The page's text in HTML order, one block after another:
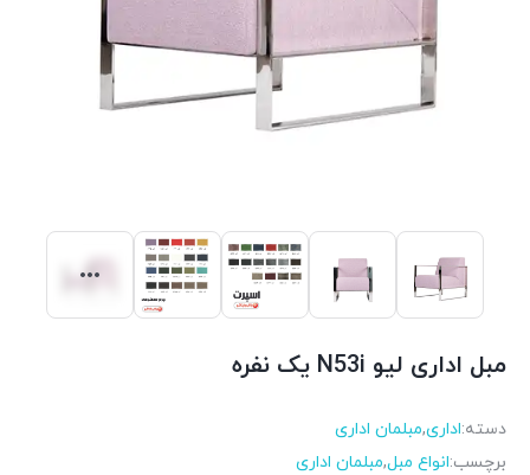
مبل اداری لیو N53i یک نفره
دسته:اداری,مبلمان اداری
برچسب:انواع مبل,مبلمان اداری